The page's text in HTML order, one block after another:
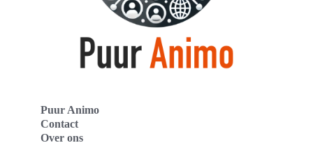
Puur Animo
Contact
Over ons